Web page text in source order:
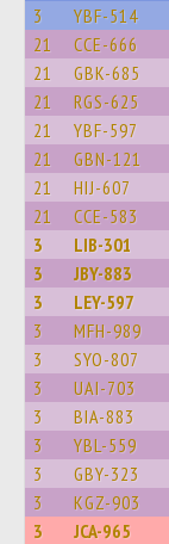
3 YBF-514
21 CCE-666
21 GBK-685
21 RGS-625
21 YBF-597
21 GBN-121
21 HIJ-607
21 CCE-583
3 LIB-301
3 JBY-883
3 LEY-597
3 MFH-989
3 SYO-807
3 UAI-703
3 BIA-883
3 YBL-559
3 GBY-323
3 KGZ-903
3 JCA-965